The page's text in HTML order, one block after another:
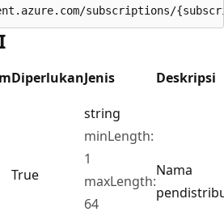
subscriptions/
DiperlukanJenis Deskripsi
True
string
minLength:
1
maxLength:
64
Nama